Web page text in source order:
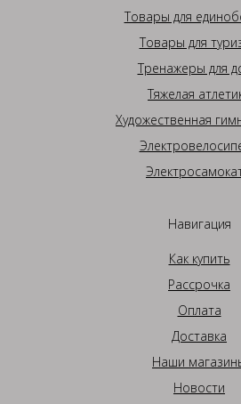
Товары для
Товары для
Тренажеры для
Тяжелая
Художественная
Навигация
Как купить
Рассрочка
Оплата
Доставка
Наши
Новости